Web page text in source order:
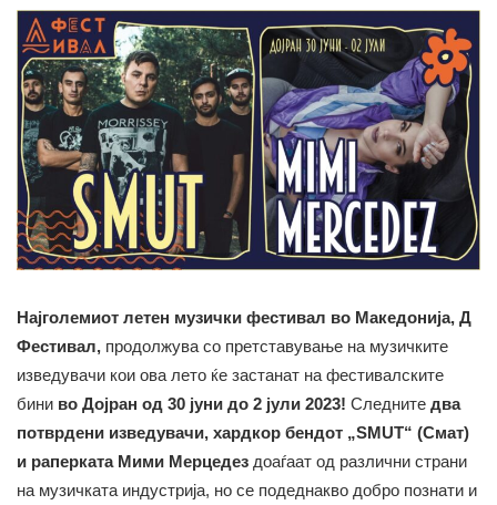
Најголемиот летен музички фестивал во Македонија, Д
Фестивал, продолжува со претставување на музичките
изведувачи кои ова лето ќе застанат на фестивалските
бини во Дојран од 30 јуни до 2 јули 2023! Следните два
потврдени изведувачи, хардкор бендот „SMUT“ (Смат)
и раперката Мими Мерцедез доаѓаат од различни страни
на музичката индустрија, но се подеднакво добро познати и